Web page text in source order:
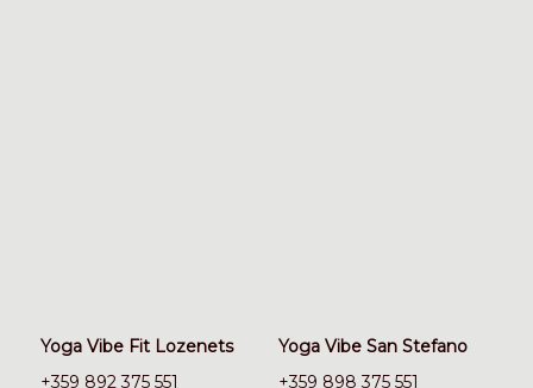
Yoga Vibe Fit Lozenets
+359 892 375 551
Yoga Vibe San Stefano
+359 898 375 551